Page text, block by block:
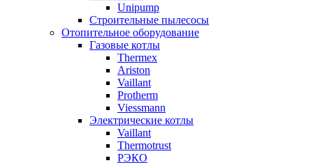
Unipump
Строительные пылесосы
Отопительное оборудование
Газовые котлы
Thermex
Ariston
Vaillant
Protherm
Viessmann
Электрические котлы
Vaillant
Thermotrust
РЭКО